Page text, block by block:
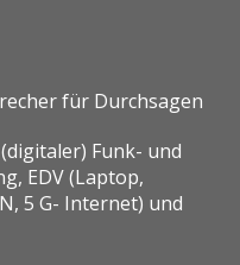
für Durchsagen
Funk- und
EDV (Laptop,
5 G- Internet) und